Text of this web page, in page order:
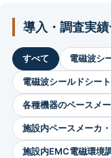
導入・調査実
すべて 電磁波シ
電磁波シールドシー
各種機器のペースメ
施設内ペースメーカ
施設内EMC電磁環境